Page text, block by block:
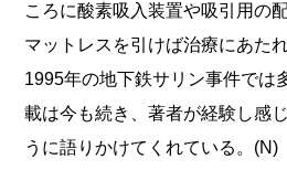
ころに酸素吸入装置や吸引用の
マットレスを引けば治療にあた
1995年の地下鉄サリン事件では
載は今も続き、著者が経験し感
うに語りかけてくれている。(N)